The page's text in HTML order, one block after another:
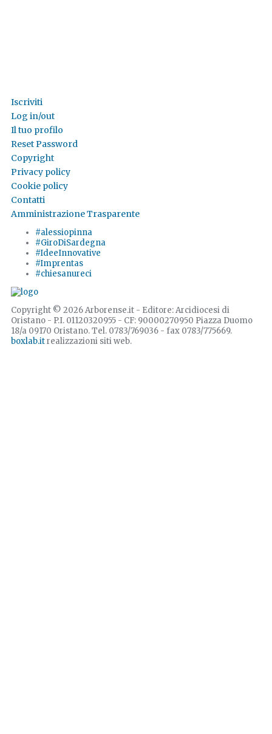
Iscriviti
Log in/out
Il tuo profilo
Reset Password
Copyright
Privacy policy
Cookie policy
Contatti
Amministrazione Trasparente
#alessiopinna
#GiroDiSardegna
#IdeeInnovative
#Imprentas
#chiesanureci
Copyright © 2026 Arborense.it - Editore: Arcidiocesi di
Oristano - P.I. 01120320955 - CF: 90000270950 Piazza Duomo
18/a 09170 Oristano. Tel. 0783/769036 - fax 0783/775669.
boxlab.itrealizzazioni siti web.